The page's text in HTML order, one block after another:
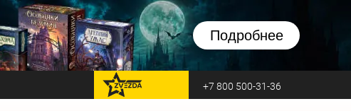
Подробнее
перейти на Zvezda +7 800 500-31-36